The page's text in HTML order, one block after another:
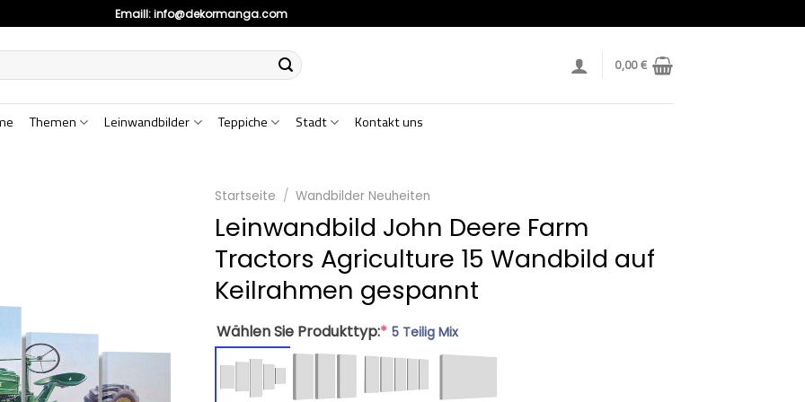
Emaill:info@dekormanga.com
0,00€
Themen Leinwandbilder Teppiche Stadt Kontakt uns
Startseite / Wandbilder Neuheiten
Leinwandbild John Deere Farm
Tractors Agriculture 15 Wandbild auf
Keilrahmen gespannt
Wählen Sie Produkttyp:* 5 Teilig Mix